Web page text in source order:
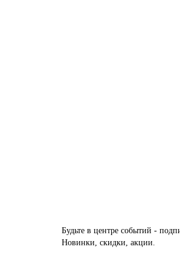
Будьте в центре событий -
Новинки, скидки, акции.